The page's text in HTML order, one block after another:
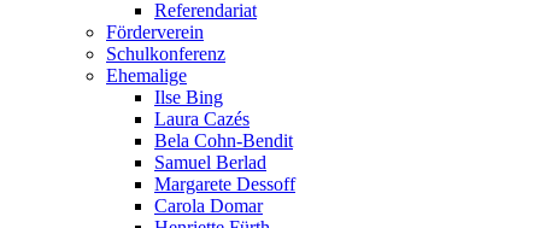
Referendariat
Förderverein
Schulkonferenz
Ehemalige
Ilse Bing
Laura Cazés
Bela Cohn-Bendit
Samuel Berlad
Margarete Dessoff
Carola Domar